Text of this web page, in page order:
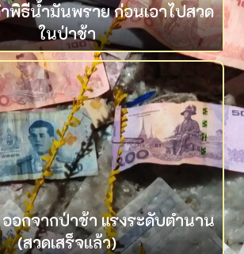
พิธีน้ำมันพราย ก่อนเอาไปสวด
ในป่าช้า
อกจากป่าช้า แรงระดับตำนาน
(สวดเสร็จแล้ว)